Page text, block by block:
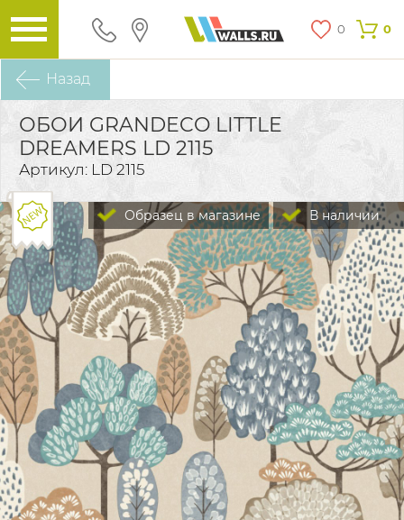
0 0
Назад
ОБОИ GRANDECO LITTLE
DREAMERS LD 2115
Артикул: LD 2115
В наличии
Образец в магазине